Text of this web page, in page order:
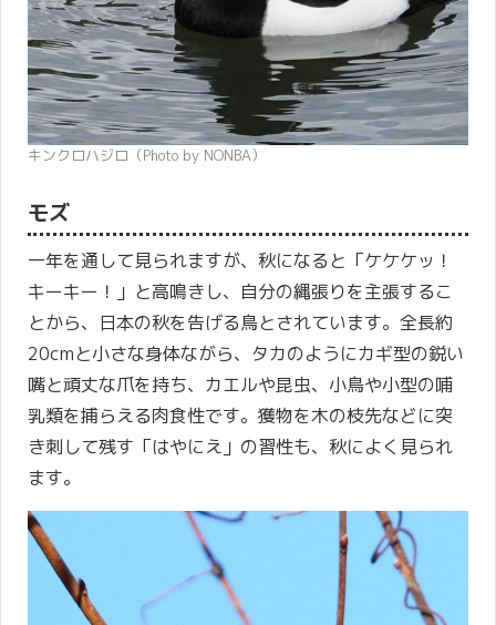
キンクロハジロ（Photo by NONBA）
モズ
一年を通して見られますが、秋になると「ケケケッ！
キーキー！」と高鳴きし、自分の縄張りを主張するこ
とから、日本の秋を告げる鳥とされています。全長約
20cmと小さな身体ながら、タカのようにカギ型の鋭い
嘴と頑丈な爪を持ち、カエルや昆虫、小鳥や小型の哺
乳類を捕らえる肉食性です。獲物を木の枝先などに突
き刺して残す「はやにえ」の習性も、秋によく見られ
ます。